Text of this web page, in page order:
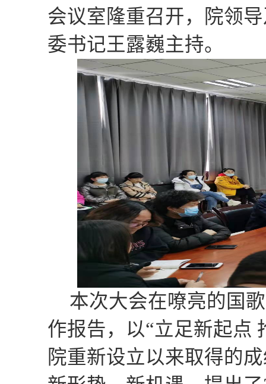
会议室隆重召开，院领
委书记王露巍主持。
本次大会在嘹亮的国
作报告， 以“立足新起点
院重新设立以来取得的